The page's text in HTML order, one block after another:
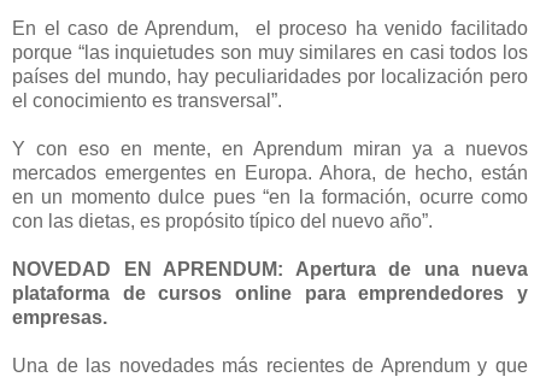
En el caso de Aprendum, el proceso ha venido facilitado
porque “las inquietudes son muy similares en casi todos los
países del mundo, hay peculiaridades por localización pero
el conocimiento es transversal”.
Y con eso en mente, en Aprendum miran ya a nuevos
mercados emergentes en Europa. Ahora, de hecho, están
en un momento dulce pues “en la formación, ocurre como
con las dietas, es propósito típico del nuevo año”.
NOVEDAD EN APRENDUM: Apertura de una nueva
plataforma de cursos online para emprendedores y
empresas.
Una de las novedades más recientes de Aprendum y que